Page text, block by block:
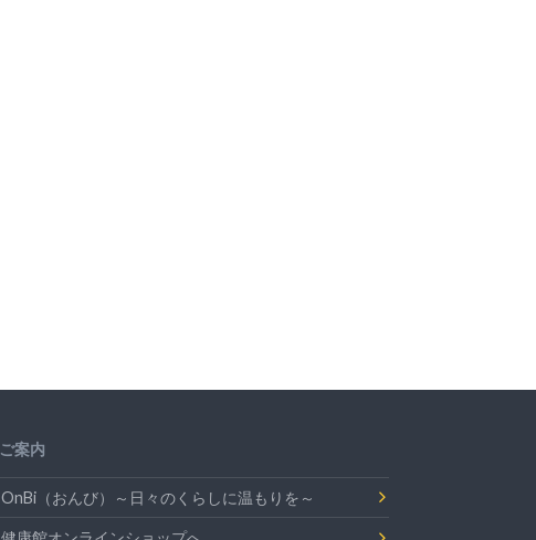
ご案内
OnBi（おんび）～日々のくらしに温もりを～